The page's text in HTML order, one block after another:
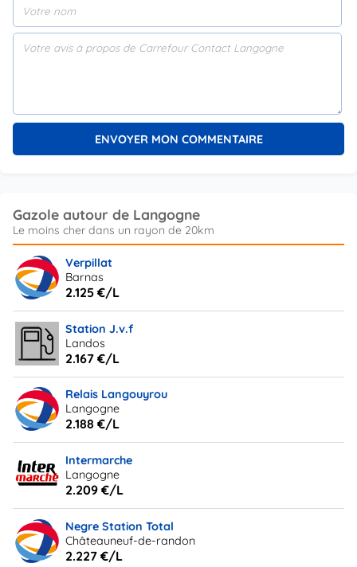
Gazole autour de Langogne
Verpillat
Barnas
2.125 €/L
Station J.v.f
Landos
2.167 €/L
Relais Langouyrou
Langogne
2.188 €/L
Intermarche
Langogne
2.209 €/L
Negre Station Total
Châteauneuf-de-randon
2.227 €/L